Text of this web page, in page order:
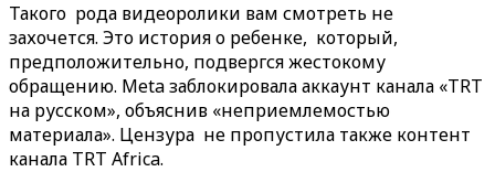
Такого рода видеоролики вам смотреть не
захочется. Это история о ребенке, который,
предположительно, подвергся жестокому
обращению. Meta заблокировала аккаунт канала «TRT
на русском», объяснив «неприемлемостью
материала». Цензура не пропустила также контент
канала TRT Africa.